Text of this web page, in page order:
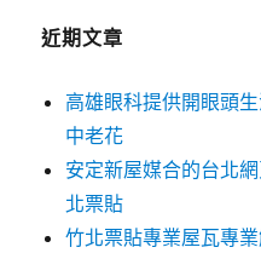
近期文章
高雄眼科提供開眼頭
中老花
安定新屋媒合的台北
北票貼
竹北票貼專業屋瓦專